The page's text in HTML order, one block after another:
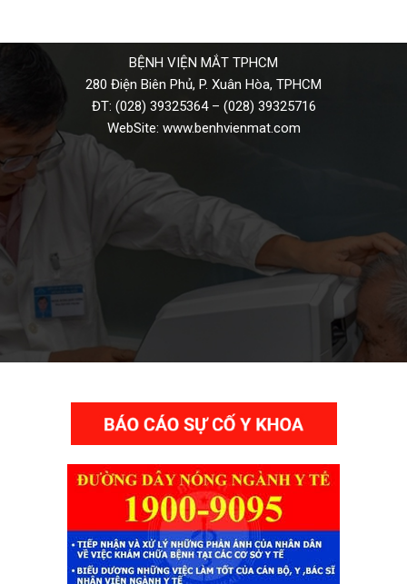
BỆNH VIỆN MẮT TPHCM
280 Điện Biên Phủ, P. Xuân Hòa, TPHCM
ĐT: (028) 39325364– (028) 39325716
WebSite: www.benhvienmat.com